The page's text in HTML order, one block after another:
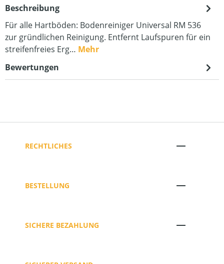
Beschreibung
Für alle Hartböden: Bodenreiniger Universal RM 536
zur gründlichen Reinigung. Entfernt Laufspuren für ein
streifenfreies Erg… Mehr
Bewertungen
RECHTLICHES
BESTELLUNG
SICHERE BEZAHLUNG